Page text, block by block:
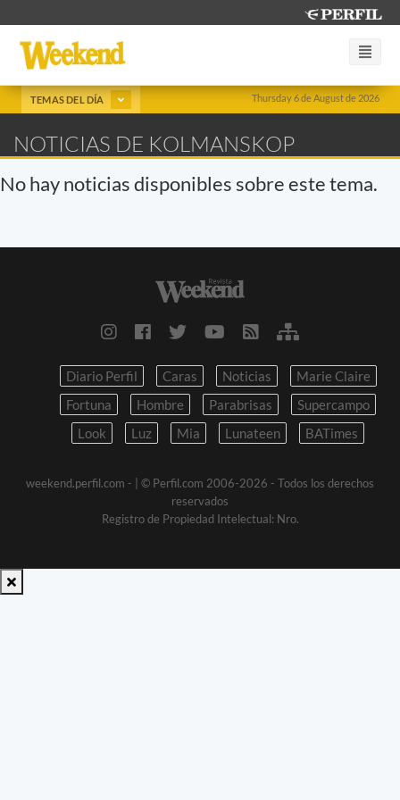
Thursday 6 de August de 2026
TEMAS DEL DÍA
NOTICIAS DE KOLMANSKOP
No hay noticias disponibles sobre este tema.
Diario Perfil Caras Noticias
Marie Claire
Fortuna
Hombre Parabrisas
Supercampo
Look
Luz Mia Lunateen BATimes
weekend.perfil.com -
| © Perfil.com 2006-2026 - Todos los derechos
reservados
Registro de Propiedad Intelectual: Nro.